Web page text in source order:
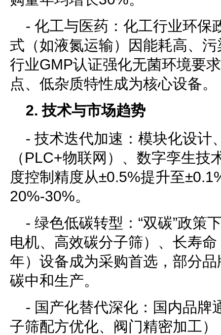
- 化工与医药：化工行业环保
式（如液氮运输）因能耗高、
行业GMP认证强化无菌环境要
点、低杂质特性成为核心设备。
2. 技术与市场趋势
- 技术迭代加速：模块化设计
（PLC+物联网）、数字孪生技
度控制精度从±0.5%提升至
20%-30%。
- 绿色低碳转型：“双碳”政策
电机、高效碳分子筛）、长寿
年）设备成为采购首选，部分
碳中和生产。
- 国产化替代深化：国内品牌
子筛配方优化、阀门精密加工